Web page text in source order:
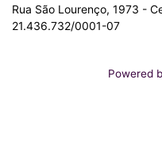
Rua São Lourenço, 1973 -
21.436.732/0001-07
Powered